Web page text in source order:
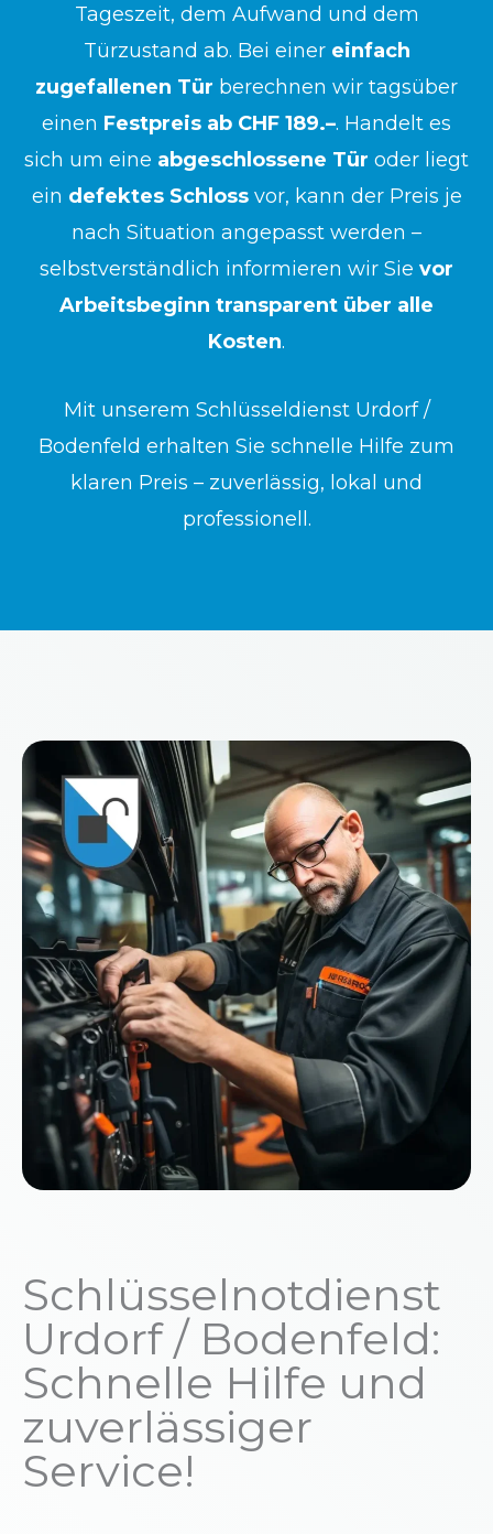
Tageszeit, dem Aufwand und dem
Türzustand ab. Bei einer einfach
zugefallenen Tür berechnen wir tagsüber
einen Festpreis ab CHF 189.–. Handelt es
sich um eine abgeschlossene Tür oder liegt
ein defektes Schlossvor, kann der Preis je
nach Situation angepasst werden –
selbstverständlich informieren wir Sie vor
Arbeitsbeginn transparent über alle
Kosten.
Mit unserem Schlüsseldienst Urdorf /
Bodenfeld erhalten Sie schnelle Hilfe zum
klaren Preis – zuverlässig, lokal und
professionell.
Schlüsselnotdienst
Urdorf / Bodenfeld:
Schnelle Hilfe und
zuverlässiger
Service!